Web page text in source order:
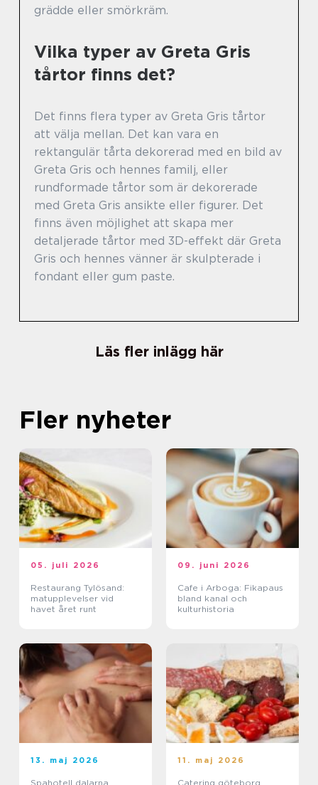
grädde eller smörkräm.
Vilka typer av Greta Gris
tårtor finns det?
Det finns flera typer av Greta Gris tårtor
att välja mellan. Det kan vara en
rektangulär tårta dekorerad med en bild av
Greta Gris och hennes familj, eller
rundformade tårtor som är dekorerade
med Greta Gris ansikte eller figurer. Det
finns även möjlighet att skapa mer
detaljerade tårtor med 3D-effekt där Greta
Gris och hennes vänner är skulpterade i
fondant eller gum paste.
Läs fler inlägg här
Fler nyheter
05. juli 2026
Restaurang Tylösand:
matupplevelser vid
havet året runt
09. juni 2026
Cafe i Arboga: Fikapaus
bland kanal och
kulturhistoria
13. maj 2026
Spahotell dalarna
11. maj 2026
Catering göteborg